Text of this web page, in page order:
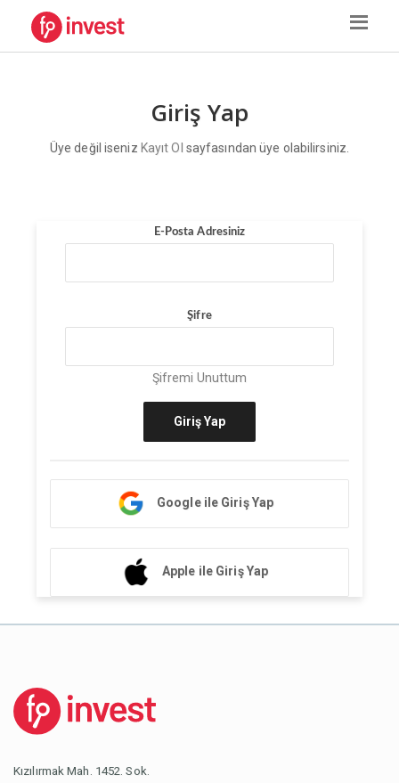
Giriş Yap
Üye değil iseniz Kayıt Ol sayfasından üye olabilirsiniz.
E-Posta Adresiniz
Şifre
Şifremi Unuttum
Giriş Yap
Google ile Giriş Yap
Apple ile Giriş Yap
Kızılırmak Mah. 1452. Sok.